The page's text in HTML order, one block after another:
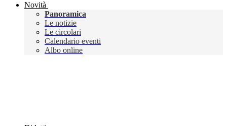
Novità
Panoramica
Le notizie
Le circolari
Calendario eventi
Albo online